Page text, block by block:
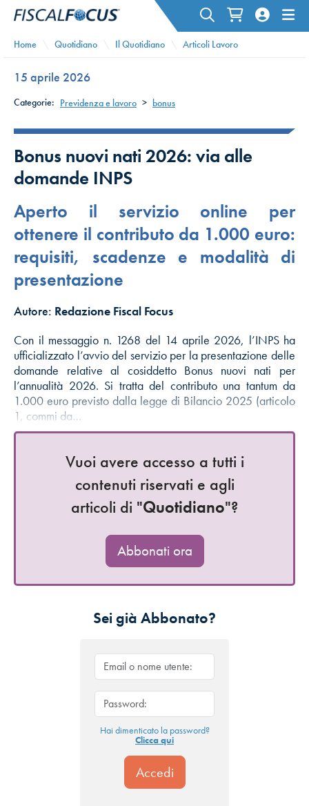
Home Quotidiano Il Quotidiano Articoli Lavoro
15 aprile 2026
Categorie: Previdenza e lavoro > bonus
Bonus nuovi nati 2026: via alle
domande INPS
Aperto il servizio online per
ottenere il contributo da 1.000 euro:
requisiti, scadenze e modalità di
presentazione
Autore: Redazione Fiscal Focus
Con il messaggio n. 1268 del 14 aprile 2026, l’INPS ha
ufficializzato l’avvio del servizio per la presentazione delle
domande relative al cosiddetto Bonus nuovi nati per
l’annualità 2026. Si tratta del contributo una tantum da
1.000 euro previsto dalla legge di Bilancio 2025 (articolo
1, commi da…
Vuoi avere accesso a tutti i
contenuti riservati e agli
articoli di "Quotidiano"?
Abbonati ora
Sei già Abbonato?
Hai dimenticato la password?
Clicca qui